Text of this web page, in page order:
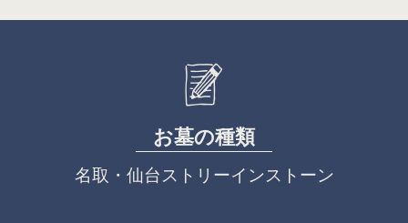
お墓の種類
名取 ・ 仙台ス ト リ ーインス トーン